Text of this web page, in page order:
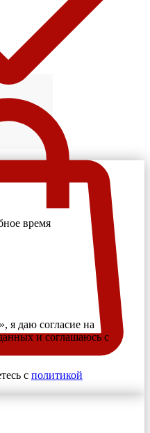
время
я даю согласие на
и соглашаюсь с
с политикой